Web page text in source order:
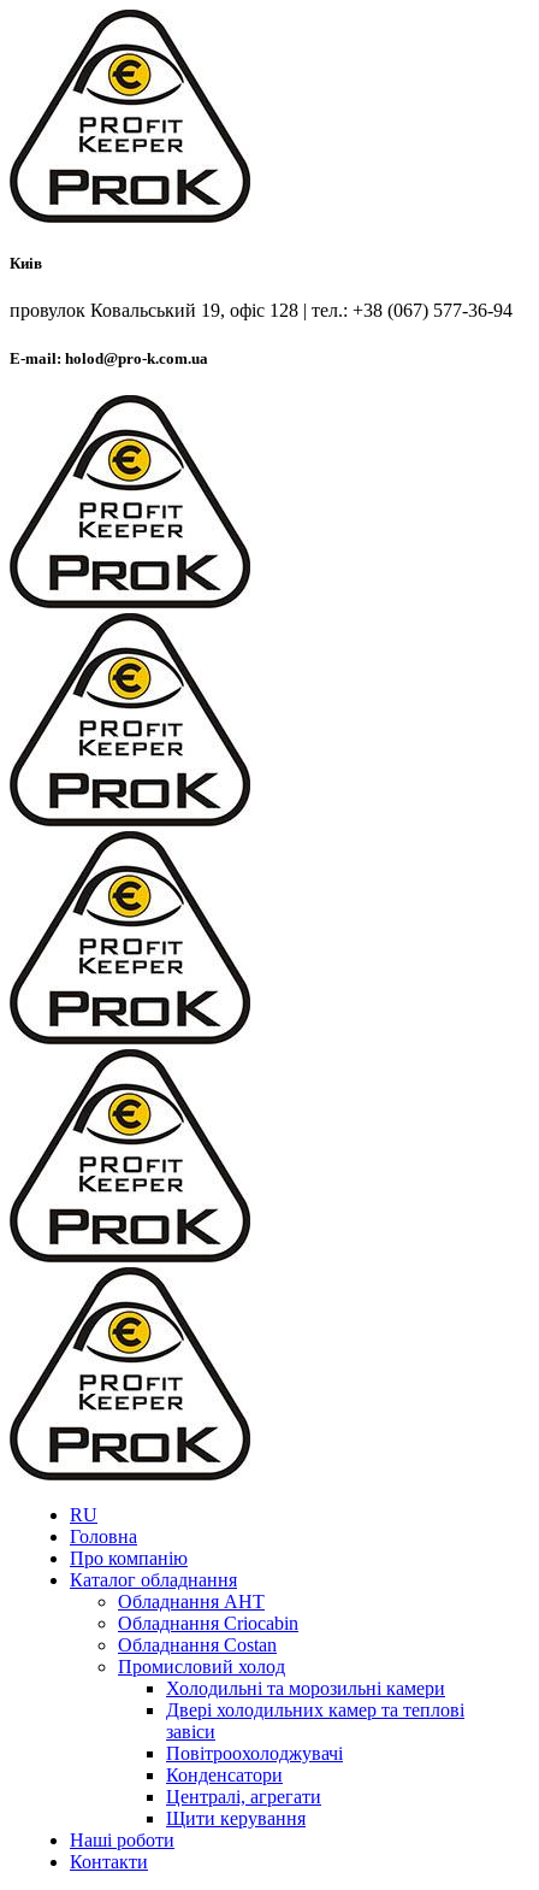
Киів
провулок Ковальський 19, офіс 128 | тел.: +38 (067) 577-36-94
E-mail: holod@pro-k.com.ua
RU
Головна
Про компанію
Каталог обладнання
Обладнання AHT
Обладнання Criocabin
Обладнання Costan
Промисловий холод
Холодильні та морозильні камери
Двері холодильних камер та теплові
завіси
Повітроохолоджувачі
Конденсатори
Централі, агрегати
Щити керування
Наші роботи
Контакти